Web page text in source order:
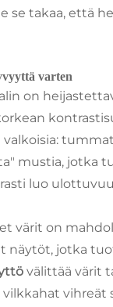
se takaa,
varten
on
mustia,
luo
on
näytöt, jotka
välittää värit